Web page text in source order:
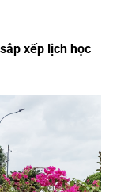
sắp xếp lịch học